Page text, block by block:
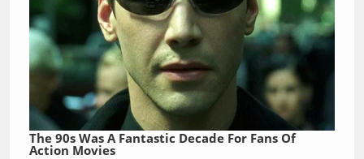
The 90s Was A Fantastic Decade For Fans Of
Action Movies